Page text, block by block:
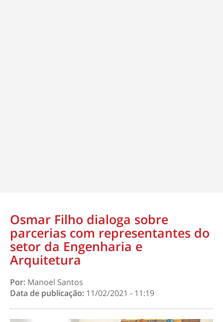
Osmar Filho dialoga sobre
parcerias com representantes do
setor da Engenharia e
Arquitetura
Por: Manoel Santos
Data de publicação: 11/02/2021 - 11:19